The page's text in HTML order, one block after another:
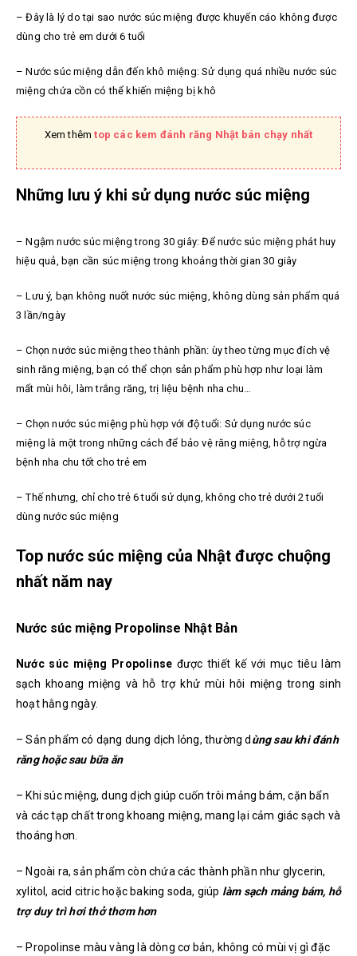
– Đây là lý do tại sao nước súc miệng được khuyến cáo không được
dùng cho trẻ em dưới 6 tuổi
– Nước súc miệng dẫn đến khô miệng: Sử dụng quá nhiều nước súc
miệng chứa cồn có thể khiến miệng bị khô
Xem thêmtop các kem đánh răng Nhật bán chạy nhất
Những lưu ý khi sử dụng nước súc miệng
– Ngậm nước súc miệng trong 30 giây: Để nước súc miệng phát huy
hiệu quả, bạn cần súc miệng trong khoảng thời gian 30 giây
– Lưu ý, bạn không nuốt nước súc miệng, không dùng sản phẩm quá
3 lần/ngày
– Chọn nước súc miệng theo thành phần: ùy theo từng mục đích vệ
sinh răng miệng, bạn có thể chọn sản phẩm phù hợp như loại làm
mất mùi hôi, làm trắng răng, trị liệu bệnh nha chu…
– Chọn nước súc miệng phù hợp với độ tuổi: Sử dụng nước súc
miệng là một trong những cách để bảo vệ răng miệng, hỗ trợ ngừa
bệnh nha chu tốt cho trẻ em
– Thế nhưng, chỉ cho trẻ 6 tuổi sử dụng, không cho trẻ dưới 2 tuổi
dùng nước súc miệng
Top nước súc miệng của Nhật được chuộng
nhất năm nay
Nước súc miệng Propolinse Nhật Bản
Nước súc miệng Propolinse được thiết kế với mục tiêu làm
sạch khoang miệng và hỗ trợ khử mùi hôi miệng trong sinh
hoạt hằng ngày.
– Sản phẩm có dạng dung dịch lỏng, thường dùng sau khi đánh
răng hoặc sau bữa ăn
– Khi súc miệng, dung dịch giúp cuốn trôi mảng bám, cặn bẩn
và các tạp chất trong khoang miệng, mang lại cảm giác sạch và
thoáng hơn.
– Ngoài ra, sản phẩm còn chứa các thành phần như glycerin,
xylitol, acid citric hoặc baking soda, giúp làm sạch mảng bám, hỗ
trợ duy trì hơi thở thơm hơn
– Propolinse màu vàng là dòng cơ bản, không có mùi vị gì đặc